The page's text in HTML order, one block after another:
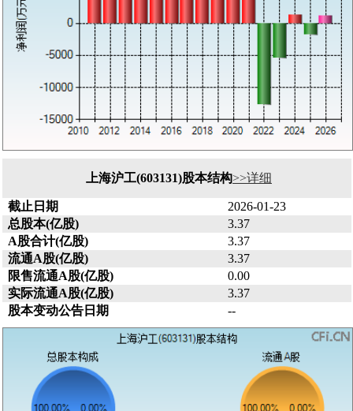
上海沪工(603131)股本结构>>详细
截止日期
2026-01-23
总股本(亿股)
3.37
A股合计(亿股)
3.37
流通A股(亿股)
3.37
限售流通A股(亿股)
0.00
实际流通A股(亿股)
3.37
股本变动公告日期
--